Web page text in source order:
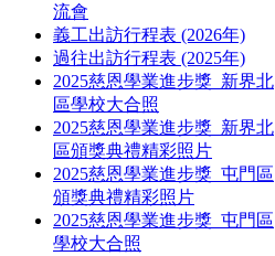
流會
義工出訪行程表 (2026年)
過往出訪行程表 (2025年)
2025慈恩學業進步獎_新界北
區學校大合照
2025慈恩學業進步獎_新界北
區頒獎典禮精彩照片
2025慈恩學業進步獎_屯門區
頒獎典禮精彩照片
2025慈恩學業進步獎_屯門區
學校大合照